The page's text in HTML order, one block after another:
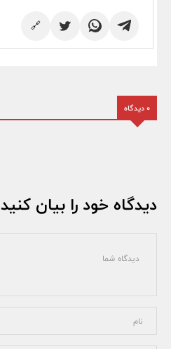
🔗
0 دیدگاه
دیدگاه خود را بیان کنید